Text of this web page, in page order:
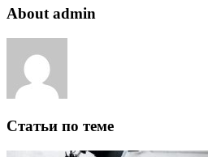
About admin
Статьи по теме